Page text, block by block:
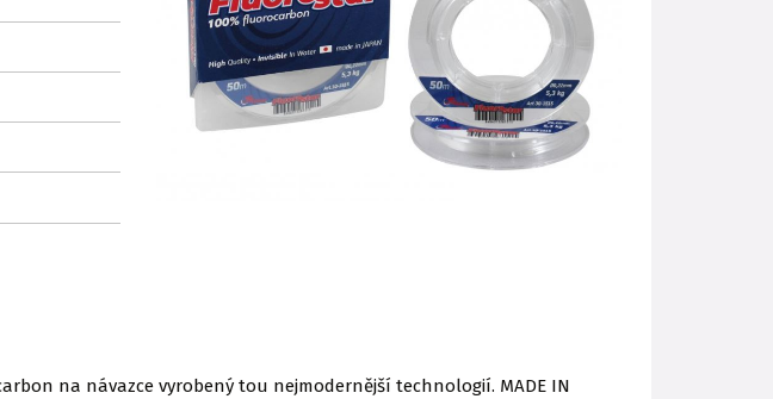
na návazce vyrobený tou nejmodernější technologií. MADE IN